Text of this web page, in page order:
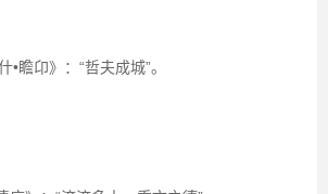
瞻卬》：“哲夫成城”。